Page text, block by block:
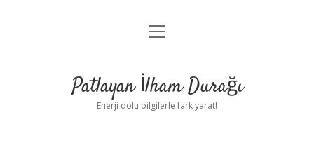
Anasayfa
Yasal Uyarı
menüyü
Patlayan İlham Durağı
Enerji dolu bilgilerle fark yarat!